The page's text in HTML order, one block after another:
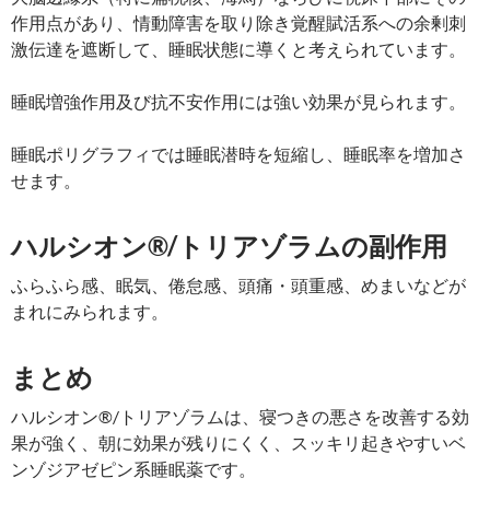
作用点があり、情動障害を取り除き覚醒賦活系への余剰刺
激伝達を遮断して、睡眠状態に導くと考えられています。
睡眠増強作用及び抗不安作用には強い効果が見られます。
睡眠ポリグラフィでは睡眠潜時を短縮し、睡眠率を増加さ
せます。
ハルシオン®/トリアゾラムの副作用
ふらふら感、眠気、倦怠感、頭痛・頭重感、めまいなどが
まれにみられます。
まとめ
ハルシオン®/トリアゾラムは、寝つきの悪さを改善する効
果が強く、朝に効果が残りにくく、スッキリ起きやすいベ
ンゾジアゼピン系睡眠薬です。